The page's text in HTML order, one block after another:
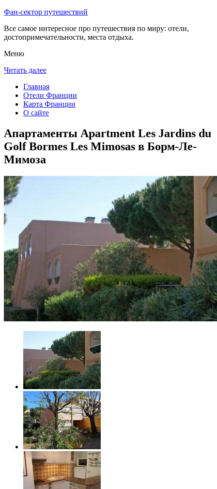
Фан-сектор путешествий
Все самое интересное про путешествия по миру: отели,
достопримечательности, места отдыха.
Меню
Читать далее
Главная
Отели Франции
Карта Франции
О сайте
Апартаменты Apartment Les Jardins du
Golf Bormes Les Mimosas в Борм-Ле-
Мимоза